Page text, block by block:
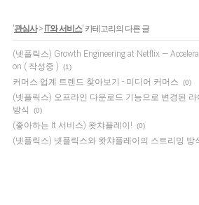
'관심사> IT와 서비스' 카테고리의 다른 글
(넷플릭스) Growth Engineering at Netflix —
on ( 작성중 )
(1)
커머스 업계 트렌드 찾아보기 - 미디어 커머스 (0)
(넷플릭스) 오프라인 다운로드 기능으로 변경된 라
방식
(0)
(좋아하는 It 서비스) 왓챠플레이! (0)
(넷플릭스) 넷플릭스와 왓챠플레이의 스트리밍 방